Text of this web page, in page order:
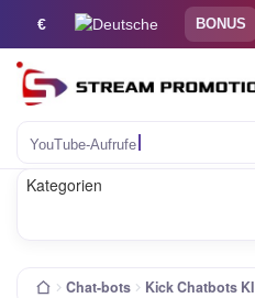
€ BONUS
YouTube-Aufrufe
Kategorien
Chat-bots Kick Chatbots KI